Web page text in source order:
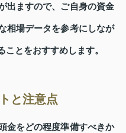
出ますので、ご自身の資金
相場データを参考にしなが
ことをおすすめします。
と注意点
金をどの程度準備すべきか